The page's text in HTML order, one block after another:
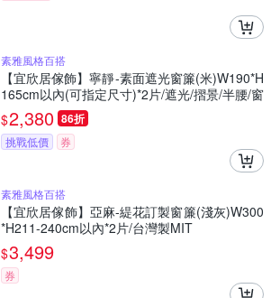
素雅風格百搭
【宜欣居傢飾】寧靜-素面遮光窗簾(米)W190*H
165cm以內(可指定尺寸)*2片/遮光/摺景/半腰/窗
簾/台灣製MIT
$2,380 86折
挑戰低價 券
素雅風格百搭
【宜欣居傢飾】亞麻-緹花訂製窗簾(淺灰)W300
*H211-240cm以內*2片/台灣製MIT
$3,499
券